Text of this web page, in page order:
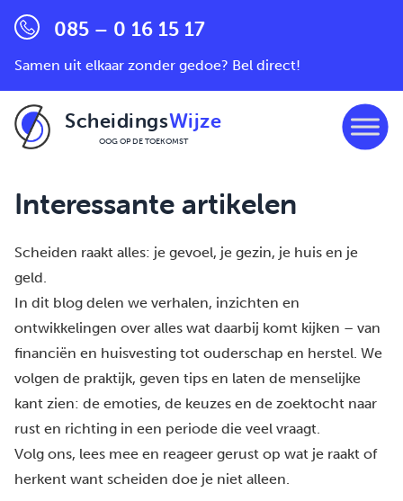
085 – 0 16 15 17
Samen uit elkaar zonder gedoe? Bel direct!
ScheidingsWijze
OOG OP DE TOEKOMST
Interessante artikelen
Scheiden raakt alles: je gevoel, je gezin, je huis en je
geld.
In dit blog delen we verhalen, inzichten en
ontwikkelingen over alles wat daarbij komt kijken – van
financiën en huisvesting tot ouderschap en herstel. We
volgen de praktijk, geven tips en laten de menselijke
kant zien: de emoties, de keuzes en de zoektocht naar
rust en richting in een periode die veel vraagt.
Volg ons, lees mee en reageer gerust op wat je raakt of
herkent want scheiden doe je niet alleen.